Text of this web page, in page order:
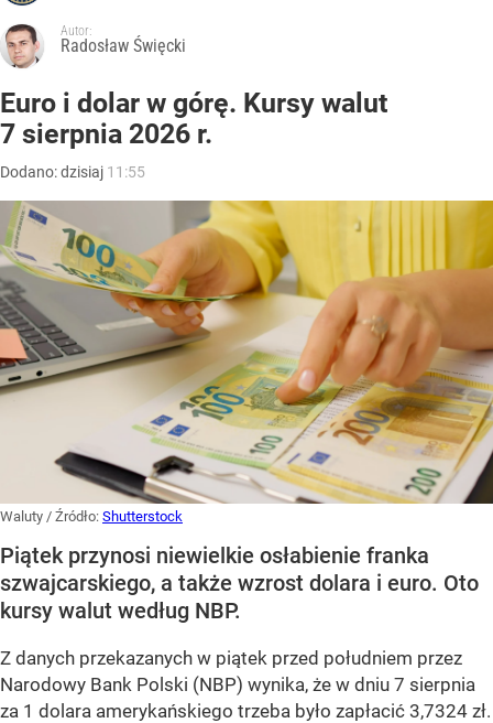
Autor:
Radosław Święcki
Euro i dolar w górę. Kursy walut
7 sierpnia 2026 r.
Dodano:dzisiaj 11:55
Waluty / Źródło: Shutterstock
Piątek przynosi niewielkie osłabienie franka
szwajcarskiego, a także wzrost dolara i euro. Oto
kursy walut według NBP.
Z danych przekazanych w piątek przed południem przez
Narodowy Bank Polski (NBP) wynika, że w dniu 7 sierpnia
za 1 dolara amerykańskiego trzeba było zapłacić 3,7324 zł.